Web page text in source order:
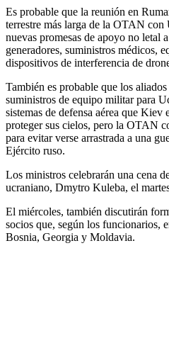
Es probable que la reunión en
terrestre más larga de la OTAN
nuevas promesas de apoyo no letal
generadores, suministros médicos,
dispositivos de interferencia de
También es probable que los
suministros de equipo militar para
sistemas de defensa aérea que Kiev
proteger sus cielos, pero la OTAN
para evitar verse arrastrada a una
Ejército ruso.
Los ministros celebrarán una cena
ucraniano, Dmytro Kuleba, el
El miércoles, también discutirán
socios que, según los funcionarios,
Bosnia, Georgia y Moldavia.